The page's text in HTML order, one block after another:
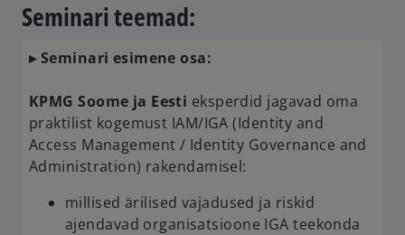
Seminari teemad:
▸ Seminari esimene osa:
KPMG Soome ja Eesti eksperdid jagavad oma
praktilist kogemust IAM/IGA (Identity and
Access Management / Identity Governance and
Administration) rakendamisel:
millised ärilised vajadused ja riskid
ajendavad organisatsioone IGA teekonda